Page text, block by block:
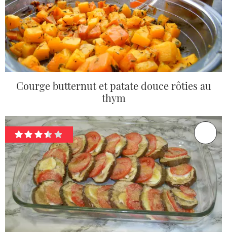
Courge butternut et patate douce rôties au
thym